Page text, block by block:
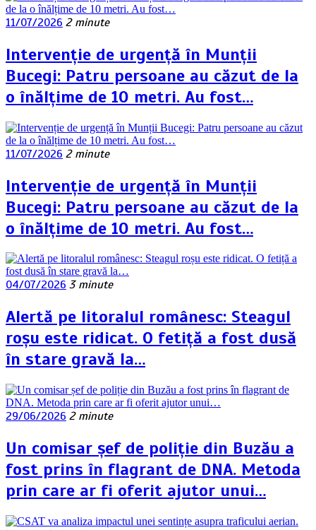
11/07/2026 2 minute
Intervenție de urgență în Munții
Bucegi: Patru persoane au căzut de la
o înălțime de 10 metri. Au fost…
11/07/2026 2 minute
Intervenție de urgență în Munții
Bucegi: Patru persoane au căzut de la
o înălțime de 10 metri. Au fost…
04/07/2026 3 minute
Alertă pe litoralul românesc: Steagul
roșu este ridicat. O fetiță a fost dusă
în stare gravă la…
29/06/2026 2 minute
Un comisar șef de poliție din Buzău a
fost prins în flagrant de DNA. Metoda
prin care ar fi oferit ajutor unui…